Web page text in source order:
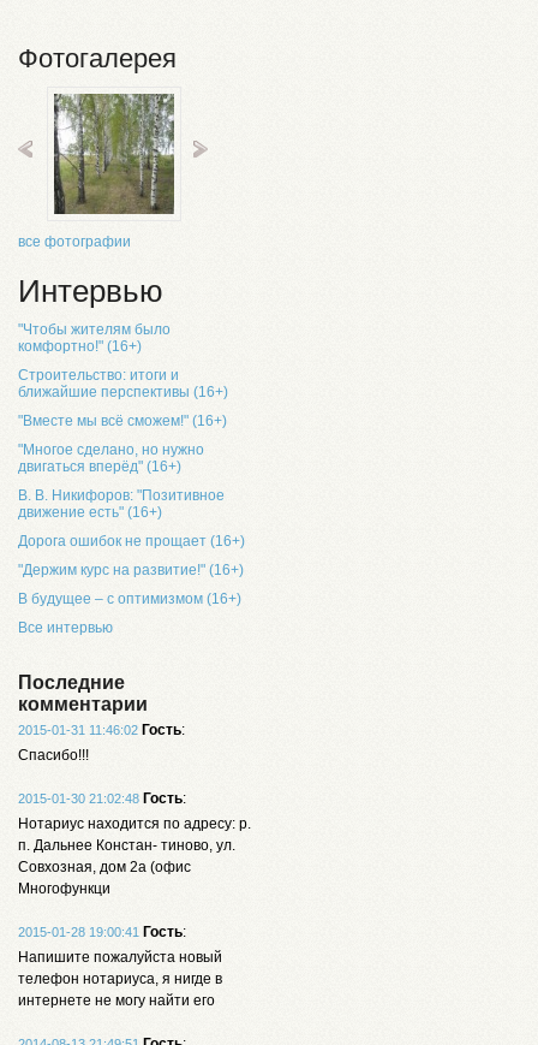
Фотогалерея
все фотографии
Интервью
"Чтобы жителям было
комфортно!" (16+)
Строительство: итоги и
ближайшие перспективы (16+)
"Вместе мы всё сможем!" (16+)
"Многое сделано, но нужно
двигаться вперёд" (16+)
В. В. Никифоров: "Позитивное
движение есть" (16+)
Дорога ошибок не прощает (16+)
"Держим курс на развитие!" (16+)
В будущее – с оптимизмом (16+)
Все интервью
Последние
комментарии
2015-01-31 11:46:02 Гость:
Спасибо!!!
2015-01-30 21:02:48 Гость:
Нотариус находится по адресу: р.
п. Дальнее Констан- тиново, ул.
Совхозная, дом 2а (офис
Многофункци
2015-01-28 19:00:41 Гость:
Напишите пожалуйста новый
телефон нотариуса, я нигде в
интернете не могу найти его